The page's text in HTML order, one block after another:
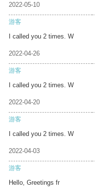
2022-05-10
游客
I called you 2 times. W
2022-04-26
游客
I called you 2 times. W
2022-04-20
游客
I called you 2 times. W
2022-04-03
游客
Hello, Greetings fr